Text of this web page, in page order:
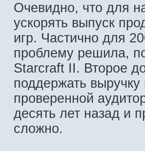
Очевидно, что для
ускорять выпуск
игр. Частично для
проблему решила,
Starcraft II. Второе
поддержать
проверенной
десять лет назад и
сложно.